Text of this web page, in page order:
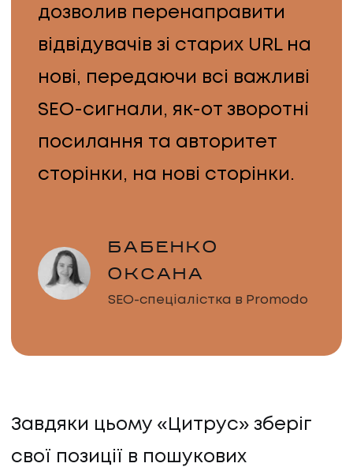
дозволив перенаправити
відвідувачів зі старих URL на
нові, передаючи всі важливі
SEO-сигнали, як-от зворотні
посилання та авторитет
сторінки, на нові сторінки.
БАБЕНКО
ОКСАНА
SEO-спеціалістка в Promodo
Завдяки цьому «Цитрус» зберіг
свої позиції в пошукових
КАР'ЄРА
КАР'ЄРА
БЛОГ
КЛІЄНТИ
КЛІЄНТИ
КОНТАКТИ
ПРО НАС